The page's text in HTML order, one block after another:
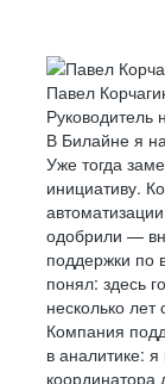
Павел
Руководитель
В Билайне я
Уже тогда
инициативу.
одобрили —
поддержки по
понял: здесь
несколько
Компания
в аналитике:
координатора